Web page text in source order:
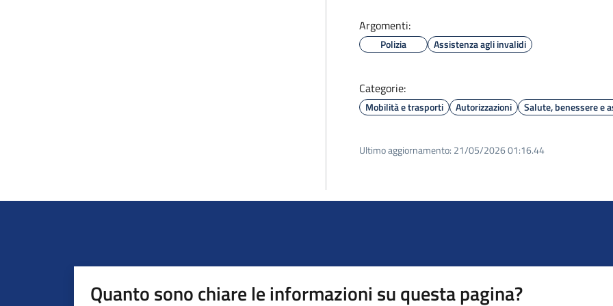
Argomenti:
Polizia Assistenza agli invalidi
Categorie:
Mobilità e trasporti Autorizzazioni Salute, benessere e
Ultimo aggiornamento: 21/05/2026 01:16.44
Quanto sono chiare le informazioni su questa pagina?